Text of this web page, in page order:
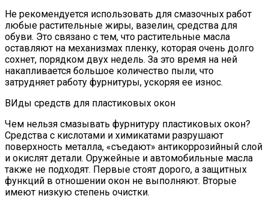
Не рекомендуется использовать для смазочных работ
любые растительные жиры, вазелин, средства для
обуви. Это связано с тем, что растительные масла
оставляют на механизмах пленку, которая очень долго
сохнет, порядком двух недель. За это время на ней
накапливается большое количество пыли, что
затрудняет работу фурнитуры, ускоряя ее износ.
ВИды средств для пластиковых окон
Чем нельзя смазывать фурнитуру пластиковых окон?
Средства с кислотами и химикатами разрушают
поверхность металла, «съедают» антикоррозийный слой
и окислят детали. Оружейные и автомобильные масла
также не подходят. Первые стоят дорого, а защитных
функций в отношении окон не выполняют. Вторые
имеют низкую степень очистки.